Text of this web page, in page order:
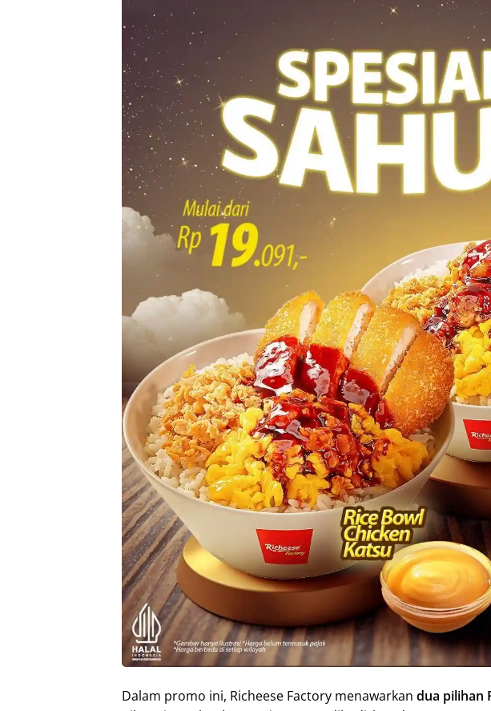
Dalam promo ini, Richeese Factory menawarkan dua pilihan